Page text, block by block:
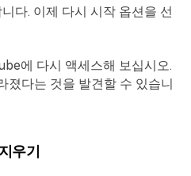
다. 이제 다시 시작 옵션을 선
에 다시 액세스해 보십시오.
졌다는 것을 발견할 수 있습니
우기